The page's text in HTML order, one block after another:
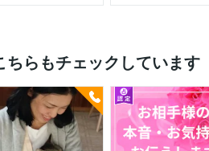
らもチェックしています